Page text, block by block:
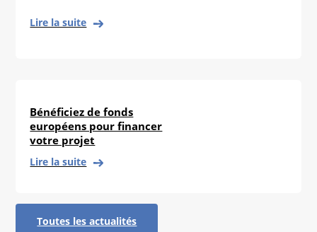
Lire la suite
Bénéficiez de fonds
européens pour financer
votre projet
Lire la suite
Toutes les actualités